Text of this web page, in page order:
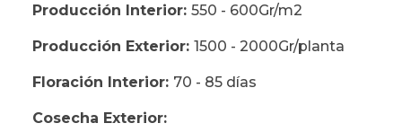
Producción Interior: 550 - 600Gr/m2
Producción Exterior: 1500 - 2000Gr/planta
Floración Interior: 70 - 85 días
Cosecha Exterior: